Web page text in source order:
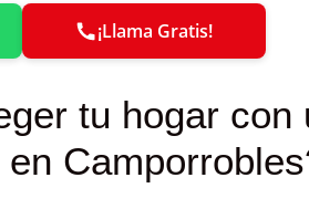
¡Llama Gratis!
tu hogar con